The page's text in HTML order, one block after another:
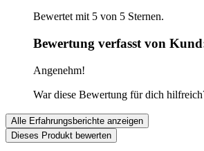
Bewertet mit 5 von 5 Sternen.
Bewertung verfasst von
Angenehm!
War diese Bewertung für dich
Alle Erfahrungsberichte anzeigen
Dieses Produkt bewerten